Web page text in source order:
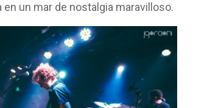
en un mar de nostalgia maravilloso.